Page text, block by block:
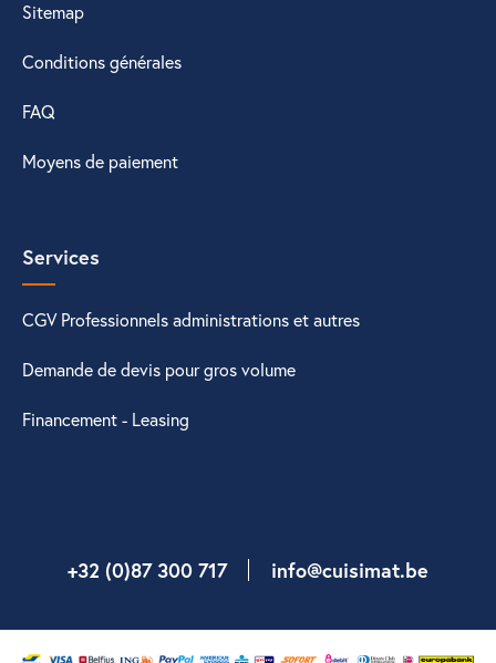
Sitemap
Conditions générales
FAQ
Moyens de paiement
Services
CGV Professionnels administrations et autres
Demande de devis pour gros volume
Financement - Leasing
+32 (0)87 300 717 info@cuisimat.be